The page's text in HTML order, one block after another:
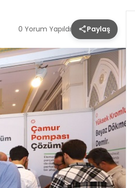
0 Yorum Yapıldı Paylaş